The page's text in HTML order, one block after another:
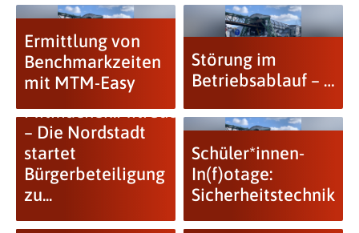
Ermittlung von
Benchmarkzeiten
mit MTM-Easy
Störung im
Betriebsablauf – …
Mitmachen:Mitreden
– Die Nordstadt
startet
Bürgerbeteiligung
zu...
Schüler*innen-
In(f)otage:
Sicherheitstechnik